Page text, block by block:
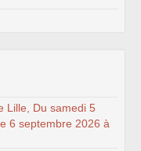
Lille, Du samedi 5
6 septembre 2026 à